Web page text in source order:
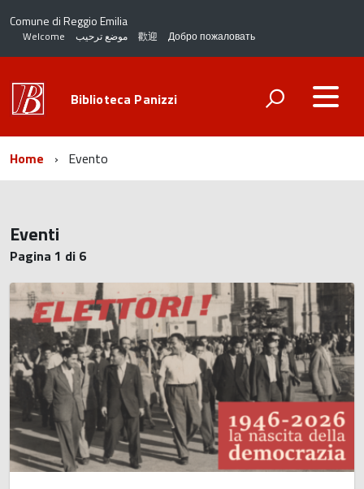
Comune di Reggio Emilia
Welcome موضع ترحيب 歡迎 Добро пожаловать
Biblioteca Panizzi
Home Evento
Eventi
Pagina 1 di 6